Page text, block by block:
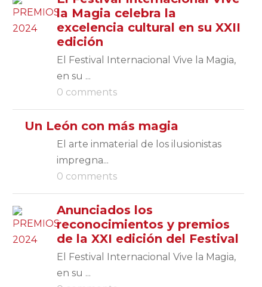
la Magia celebra la
excelencia cultural en su XXII
edición
El Festival Internacional Vive la Magia,
en su ...
0 comments
Un León con más magia
El arte inmaterial de los ilusionistas
impregna...
0 comments
Anunciados los
reconocimientos y premios
de la XXI edición del Festival
El Festival Internacional Vive la Magia,
en su ...